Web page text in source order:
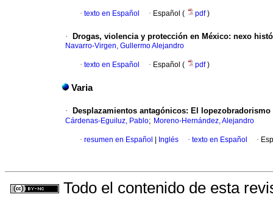
· texto en Español · Español ( pdf)
· Drogas, violencia y protección en México: nexo
Navarro-Virgen, Gullermo Alejandro
· texto en Español · Español ( pdf)
Varia
· Desplazamientos antagónicos: El
Cárdenas-Eguiluz, Pablo; Moreno-Hernández, Alejandro
· resumen en Español Inglés · texto en Español ·
Todo el contenido de esta